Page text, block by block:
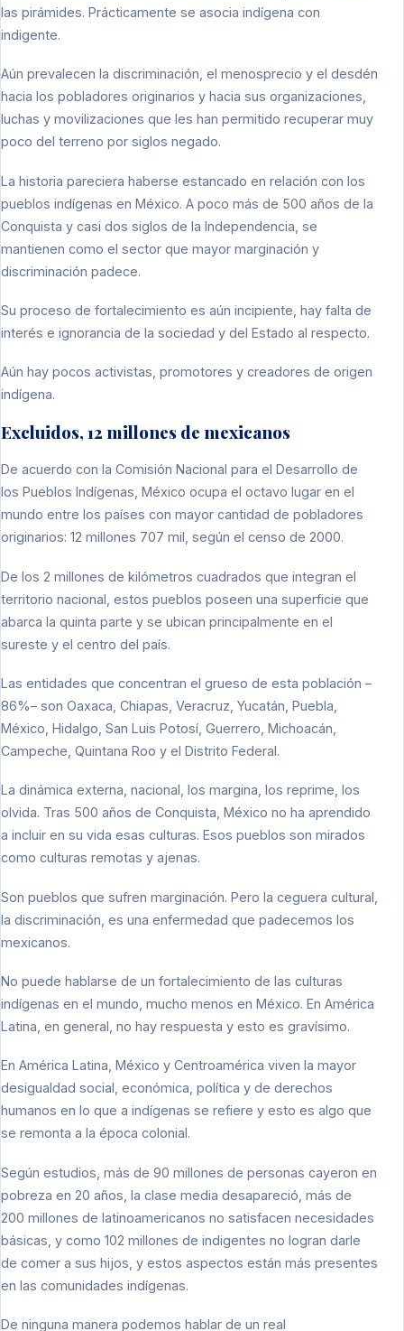
las pirámides. Prácticamente se asocia indígena con
indigente.
Aún prevalecen la discriminación, el menosprecio y el desdén
hacia los pobladores originarios y hacia sus organizaciones,
luchas y movilizaciones que les han permitido recuperar muy
poco del terreno por siglos negado.
La historia pareciera haberse estancado en relación con los
pueblos indígenas en México. A poco más de 500 años de la
Conquista y casi dos siglos de la Independencia, se
mantienen como el sector que mayor marginación y
discriminación padece.
Su proceso de fortalecimiento es aún incipiente, hay falta de
interés e ignorancia de la sociedad y del Estado al respecto.
Aún hay pocos activistas, promotores y creadores de origen
indígena.
Excluidos, 12 millones de mexicanos
De acuerdo con la Comisión Nacional para el Desarrollo de
los Pueblos Indígenas, México ocupa el octavo lugar en el
mundo entre los países con mayor cantidad de pobladores
originarios: 12 millones 707 mil, según el censo de 2000.
De los 2 millones de kilómetros cuadrados que integran el
territorio nacional, estos pueblos poseen una superficie que
abarca la quinta parte y se ubican principalmente en el
sureste y el centro del país.
Las entidades que concentran el grueso de esta población –
86%– son Oaxaca, Chiapas, Veracruz, Yucatán, Puebla,
México, Hidalgo, San Luis Potosí, Guerrero, Michoacán,
Campeche, Quintana Roo y el Distrito Federal.
La dinámica externa, nacional, los margina, los reprime, los
olvida. Tras 500 años de Conquista, México no ha aprendido
a incluir en su vida esas culturas. Esos pueblos son mirados
como culturas remotas y ajenas.
Son pueblos que sufren marginación. Pero la ceguera cultural,
la discriminación, es una enfermedad que padecemos los
mexicanos.
No puede hablarse de un fortalecimiento de las culturas
indígenas en el mundo, mucho menos en México. En América
Latina, en general, no hay respuesta y esto es gravísimo.
En América Latina, México y Centroamérica viven la mayor
desigualdad social, económica, política y de derechos
humanos en lo que a indígenas se refiere y esto es algo que
se remonta a la época colonial.
Según estudios, más de 90 millones de personas cayeron en
pobreza en 20 años, la clase media desapareció, más de
200 millones de latinoamericanos no satisfacen necesidades
básicas, y como 102 millones de indigentes no logran darle
de comer a sus hijos, y estos aspectos están más presentes
en las comunidades indígenas.
De ninguna manera podemos hablar de un real